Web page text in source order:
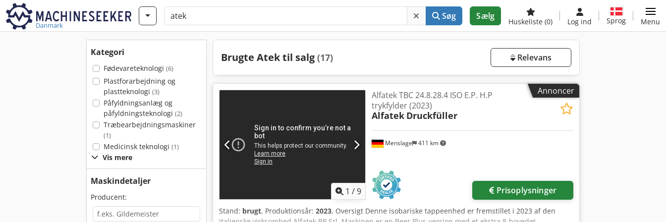
Danmark
Søg Sælg
Huskeliste (0) Log ind Sprog Menu
Kategori
Fødevareteknologi (6)
Plastforarbejdning og
plastteknologi (3)
Påfyldningsanlæg og
påfyldningsteknologi (2)
Træbearbejdningsmaskiner
(1)
Medicinsk teknologi (1)
Vis mere
Maskindetaljer
Producent:
Brugte Atek til salg (17) Relevans
Annoncer
1 /9
Menslage 411 km
Alfatek TBC 24.8.28.4 ISO E.P. H.P
trykfylder (2023)
Alfatek Druckfüller
Prisoplysninger
Stand: brugt, Produktionsår: 2023, Oversigt Denne isobariske tappeenhed er fremstillet i 2023 af den